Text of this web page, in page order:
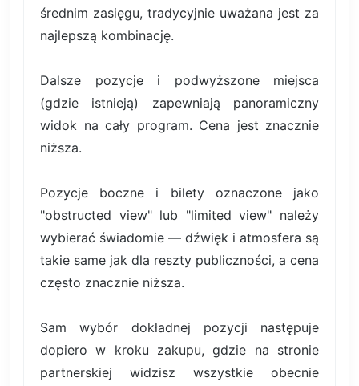
średnim zasięgu, tradycyjnie uważana jest za
najlepszą kombinację.
Dalsze pozycje i podwyższone miejsca
(gdzie istnieją) zapewniają panoramiczny
widok na cały program. Cena jest znacznie
niższa.
Pozycje boczne i bilety oznaczone jako
"obstructed view" lub "limited view" należy
wybierać świadomie — dźwięk i atmosfera są
takie same jak dla reszty publiczności, a cena
często znacznie niższa.
Sam wybór dokładnej pozycji następuje
dopiero w kroku zakupu, gdzie na stronie
partnerskiej widzisz wszystkie obecnie